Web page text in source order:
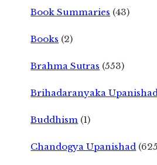
Book Summaries (43)
Books (2)
Brahma Sutras (553)
Brihadaranyaka Upanishad
Buddhism (1)
Chandogya Upanishad